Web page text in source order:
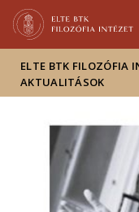
ELTE BTK FILOZÓFIA
AKTUALITÁSOK